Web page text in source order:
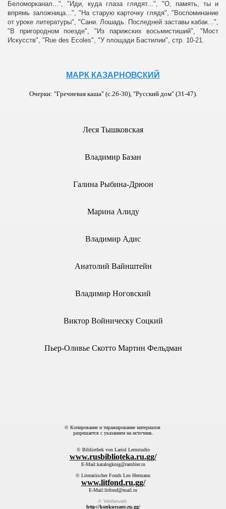
Беломорканал...", "Иди, куда глаза глядят...", "О, память, ты и
впрямь заложница...", "На старую карточку глядя", "Воспоминание
от уроке литературы", "Сани. Лошадь. Последней заставы кабак...",
"В пригородном поезде", "Из парижских восьмистиший", "Мост
Искусств", "Rue des Ecoles", "У площади Бастилии", стр. 10-21.
МАРК КАЗАРНОВСКИЙ
Очерки: "Гречневая каша" (с.26-30), "Русский дом" (31-47).
Леся Тышковская
Владимир Базан
Галина Рыбина-Дрюон
Марина Алиду
Владимир Адис
Анатолий Вайнштейн
Владимир Ноговский
Виктор Войническу Соцкий
Пьер-Оливье Скотто Мартин Фельдман
© Копирование и тиражирование материалов
разрешается с указанием на источник.
© Bibliothek von Lariol Lernstudio
www.rusbiblioteka.ru.gg/
E-Mail:katalogknig@rambler.ru
© Literariischer Fonds Leo Hermann
www.litfond.ru.gg/
E-Mail:litfond@mail.ru
© Wettbewerb
http://konkursant.ru.gg/
СЕГОДНЯ